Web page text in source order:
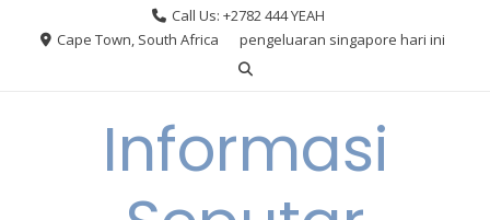
Call Us: +2782 444 YEAH
Cape Town, South Africa
pengeluaran singapore hari ini
Informasi